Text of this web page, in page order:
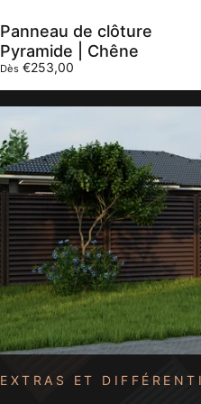
Panneau de clôture
Pyramide | Chêne
Dès €253,00
EXTRAS ET